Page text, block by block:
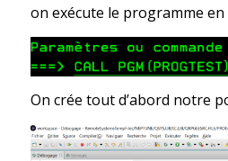
on exécute le programme en
On crée tout d’abord notre